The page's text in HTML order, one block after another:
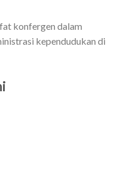
konfergen dalam
kependudukan di